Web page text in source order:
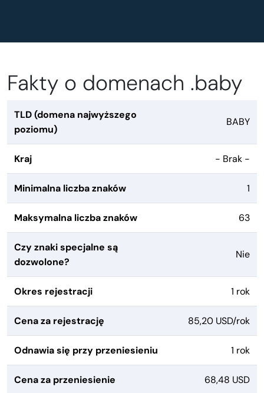
Fakty o domenach .baby
TLD (domena najwyższego
poziomu)
BABY
Kraj - Brak -
Minimalna liczba znaków 1
Maksymalna liczba znaków 63
Czy znaki specjalne są
dozwolone?
Nie
Okres rejestracji 1 rok
Cena za rejestrację 85,20 USD/rok
Odnawia się przy przeniesieniu 1 rok
Cena za przeniesienie 68,48 USD